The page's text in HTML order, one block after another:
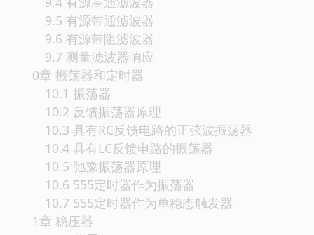
9.5 有源带通滤波器
9.6 有源带阻滤波器
9.7 测量滤波器响应
0章 振荡器和定时器
10.1 振荡器
10.2 反馈振荡器原理
10.3 具有RC反馈电路的正弦波振荡器
10.4 具有LC反馈电路的振荡器
10.5 弛豫振荡器原理
10.6 555定时器作为振荡器
10.7 555定时器作为单稳态触发器
1章 稳压器